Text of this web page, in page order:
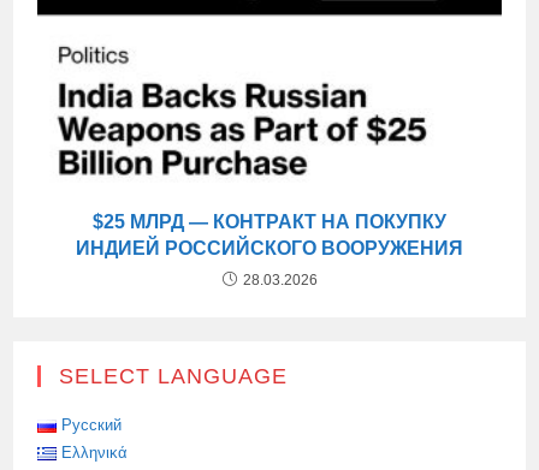
$25 МЛРД — КОНТРАКТ НА ПОКУПКУ
ИНДИЕЙ РОССИЙСКОГО ВООРУЖЕНИЯ
28.03.2026
SELECT LANGUAGE
Русский
Ελληνικά